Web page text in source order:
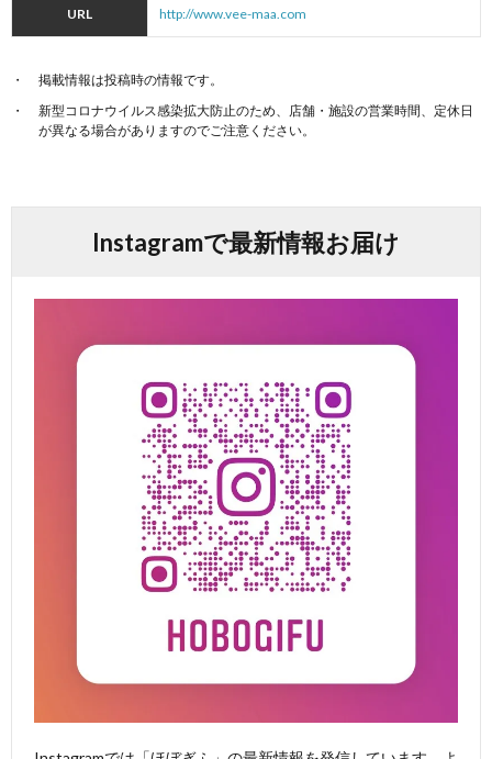
URL http://www.vee-maa.com
掲載情報は投稿時の情報です。
新型コロナウイルス感染拡大防止のため、店舗・施設の営業時間、定休日
が異なる場合がありますのでご注意ください。
Instagramで最新情報お届け